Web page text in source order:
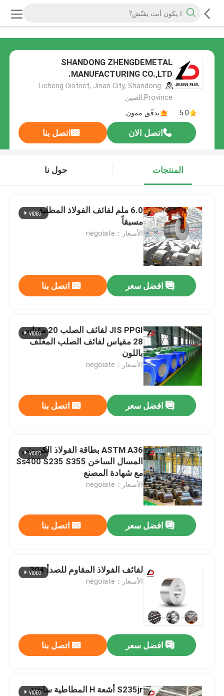
SHANDONG ZHENGDEMETAL
MANUFACTURING CO.,LTD.
Licheng District, Jinan City, Shandong
Province,الصين
5.0
يدقّق ممون
اتصل الان اتصل بنا
المنتجات حول نا
6.0 ملم لفائف الفولاذ المطلية
مسبقاً
الأسعار：negoiate
افضل سعر اتصل بنا
JIS PPGI لفائف الصلب 20 مقياس
28 مقياس لفائف الصلب المغلف
باللون
الأسعار：negoiate
افضل سعر اتصل بنا
ASTM A36 بطاقة الفولاذ الكربوني
المسال الساخن Ss400 S235 S355
مع شهادة المصنع
الأسعار：negoiate
افضل سعر اتصل بنا
لفائف الفولاذ المقاوم للصدأ 304
الأسعار：negoiate
افضل سعر اتصل بنا
S235jr أشعة H المطاطية ساخنة